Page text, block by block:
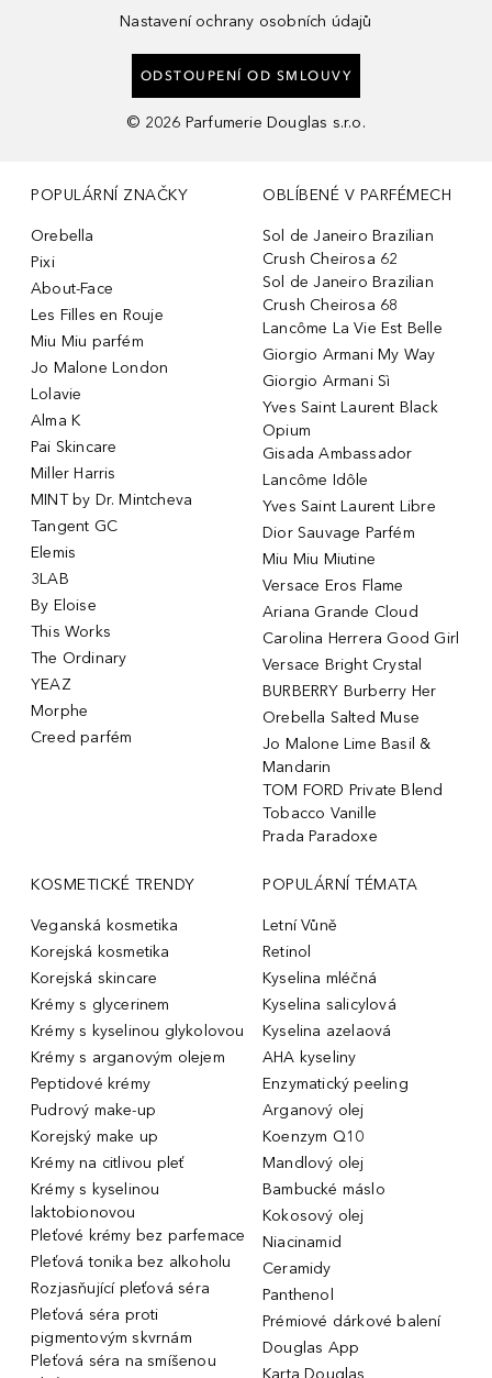
Nastavení ochrany osobních údajů
ODSTOUPENÍ OD SMLOUVY
© 2026 Parfumerie Douglas s.r.o.
POPULÁRNÍ ZNAČKY
Orebella
Pixi
About-Face
Les Filles en Rouje
Miu Miu parfém
Jo Malone London
Lolavie
Alma K
Pai Skincare
Miller Harris
MINT by Dr. Mintcheva
Tangent GC
Elemis
3LAB
By Eloise
This Works
The Ordinary
YEAZ
Morphe
Creed parfém
OBLÍBENÉ V PARFÉMECH
Sol de Janeiro Brazilian
Crush Cheirosa 62
Sol de Janeiro Brazilian
Crush Cheirosa 68
Lancôme La Vie Est Belle
Giorgio Armani My Way
Giorgio Armani Sì
Yves Saint Laurent Black
Opium
Gisada Ambassador
Lancôme Idôle
Yves Saint Laurent Libre
Dior Sauvage Parfém
Miu Miu Miutine
Versace Eros Flame
Ariana Grande Cloud
Carolina Herrera Good Girl
Versace Bright Crystal
BURBERRY Burberry Her
Orebella Salted Muse
Jo Malone Lime Basil &
Mandarin
TOM FORD Private Blend
Tobacco Vanille
Prada Paradoxe
KOSMETICKÉ TRENDY
Veganská kosmetika
Korejská kosmetika
Korejská skincare
Krémy s glycerinem
Krémy s kyselinou glykolovou
Krémy s arganovým olejem
Peptidové krémy
Pudrový make-up
Korejský make up
Krémy na citlivou pleť
Krémy s kyselinou
laktobionovou
Pleťové krémy bez parfemace
Pleťová tonika bez alkoholu
Rozjasňující pleťová séra
Pleťová séra proti
pigmentovým skvrnám
Pleťová séra na smíšenou
POPULÁRNÍ TÉMATA
Letní Vůně
Retinol
Kyselina mléčná
Kyselina salicylová
Kyselina azelaová
AHA kyseliny
Enzymatický peeling
Arganový olej
Koenzym Q10
Mandlový olej
Bambucké máslo
Kokosový olej
Niacinamid
Ceramidy
Panthenol
Prémiové dárkové balení
Douglas App
Karta Douglas